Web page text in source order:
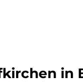
in